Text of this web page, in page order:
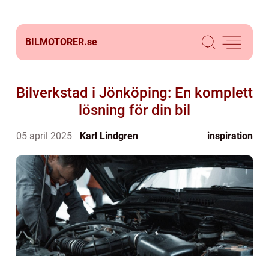
BILMOTORER.se
Bilverkstad i Jönköping: En komplett
lösning för din bil
05 april 2025 Karl Lindgren inspiration